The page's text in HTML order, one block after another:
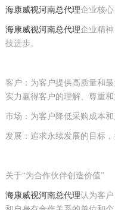
海康威视河南总代理企业核
海康威视河南总代理企业精
技进步。
客户：为客户提供高质量和
实力赢得客户的理解、尊重和
市场：为客户降低采购成本
发展：追求永续发展的目标
关于“为合作伙伴创造价值”
海康威视河南总代理认为客